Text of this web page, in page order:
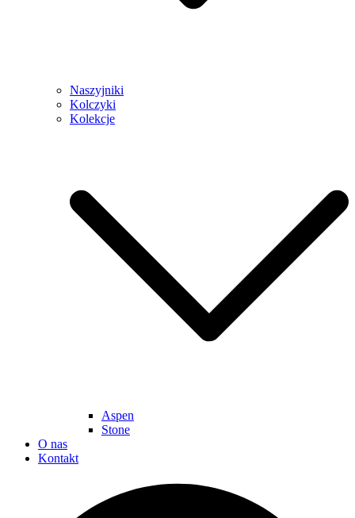
Naszyjniki
Kolczyki
Kolekcje
Aspen
Stone
O nas
Kontakt